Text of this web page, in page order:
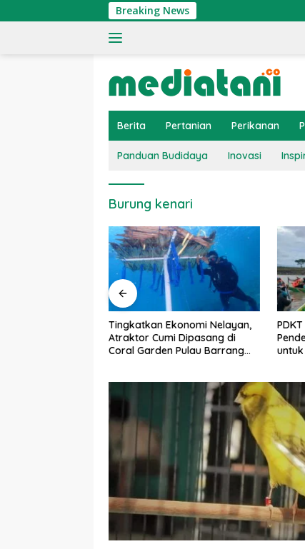
ke
Breaking News
Berita Pertanian Perikanan
Panduan Budidaya Inovasi
Burung kenari
Tingkatkan Ekonomi Nelayan,
Atraktor Cumi Dipasang di
Coral Garden Pulau Barrang
PDKT Danau
Pendekatan
untuk